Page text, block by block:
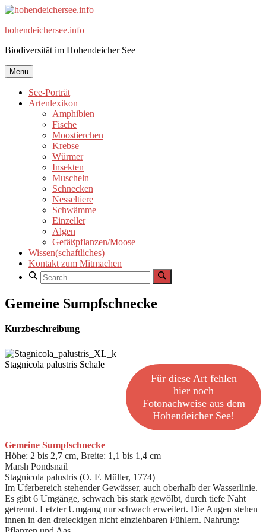
Skip
content
hohendeichersee.info
Biodiversität im Hohendeicher See
Menu
See-Porträt
Artenlexikon
Amphibien
Fische
Moostierchen
Krebse
Würmer
Insekten
Muscheln
Schnecken
Nesseltiere
Schwämme
Einzeller
Algen
Gefäßpflanzen/Moose
Wissen(schaftliches)
Kontakt zum Mitmachen
Search
for:
Search
Gemeine Sumpfschnecke
Kurzbeschreibung
Stagnicola palustris Schale
Für diese Art fehlen
hier noch
Fotonachweise aus dem
Hohendeicher See!
Gemeine Sumpfschnecke
Höhe: 2 bis 2,7 cm, Breite: 1,1 bis 1,4 cm
Marsh Pondsnail
Stagnicola palustris (O. F. Müller, 1774)
Im Uferbereich stehender Gewässer, auch oberhalb der Wasserlinie.
Es gibt 6 Umgänge, schwach bis stark gewölbt, durch tiefe Naht
getrennt. Letzter Umgang nur schwach erweitert. Die Augen stehen
innen in den dreieckigen nicht einziehbaren Fühlern. Nahrung: